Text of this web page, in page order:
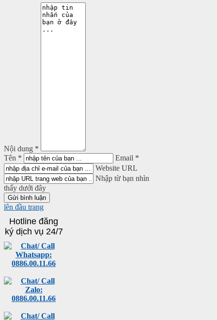
Nội dung *
Tên *
Email *
Website URL
Nhập từ bạn nhìn
thấy dưới đây
lên đầu trang
Hotline đăng
ký dịch vụ 24/7